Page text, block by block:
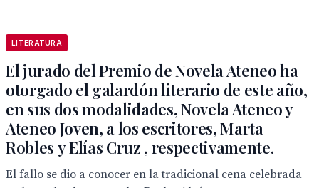
LITERATURA
El jurado del Premio de Novela Ateneo ha
otorgado el galardón literario de este año,
en sus dos modalidades, Novela Ateneo y
Ateneo Joven, a los escritores, Marta
Robles y Elías Cruz , respectivamente.
El fallo se dio a conocer en la tradicional cena celebrada